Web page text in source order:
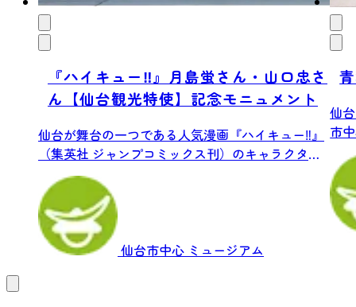
『ハイキュー‼』月島蛍さん・山口忠さ
ん【仙台観光特使】記念モニュメント
仙台が舞台の一つである人気漫画『ハイキュー‼』
（集英社 ジャンプコミックス刊）のキャラクタ
ー、...
仙台市中心 ミュージアム
仙
市
園